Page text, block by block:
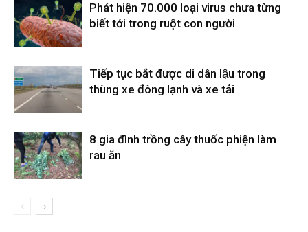
Phát hiện 70.000 loại virus chưa từng
biết tới trong ruột con người
Tiếp tục bắt được di dân lậu trong
thùng xe đông lạnh và xe tải
8 gia đình trồng cây thuốc phiện làm
rau ăn